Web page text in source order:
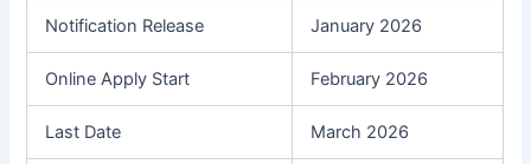
Notification Release January 2026
Online Apply Start February 2026
Last Date March 2026